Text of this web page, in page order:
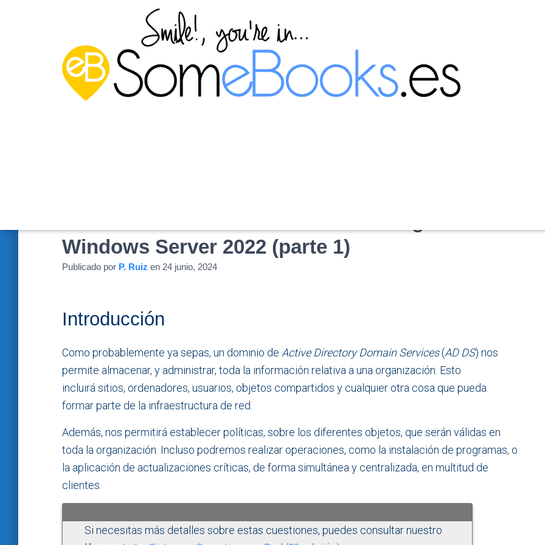
Windows Server 2022 (parte 1)
Publicado por P. Ruiz en 24 junio, 2024
Introducción
Como probablemente ya sepas, un dominio de Active Directory Domain Services(AD DS) nos
permite almacenar, y administrar, toda la información relativa a una organización. Esto
incluirá sitios, ordenadores, usuarios, objetos compartidos y cualquier otra cosa que pueda
formar parte de la infraestructura de red.
Además, nos permitirá establecer políticas, sobre los diferentes objetos, que serán válidas en
toda la organización. Incluso podremos realizar operaciones, como la instalación de programas, o
la aplicación de actualizaciones críticas, de forma simultánea y centralizada, en multitud de
clientes.
Si necesitas más detalles sobre estas cuestiones, puedes consultar nuestro